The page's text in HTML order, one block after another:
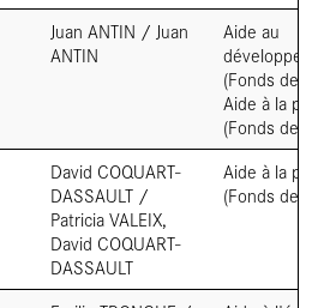
Juan ANTIN / Juan
ANTIN
Aide au
(Fonds de
Aide à la
(Fonds de
David COQUART-
DASSAULT /
Patricia VALEIX,
David COQUART-
DASSAULT
Aide à la
(Fonds de